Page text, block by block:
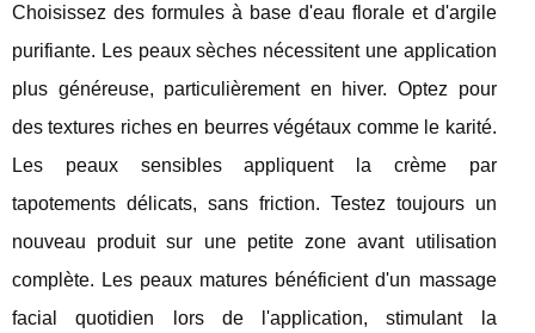
Choisissez des formules à base d'eau florale et d'argile
purifiante. Les peaux sèches nécessitent une application
plus généreuse, particulièrement en hiver. Optez pour
des textures riches en beurres végétaux comme le karité.
Les peaux sensibles appliquent la crème par
tapotements délicats, sans friction. Testez toujours un
nouveau produit sur une petite zone avant utilisation
complète. Les peaux matures bénéficient d'un massage
facial quotidien lors de l'application, stimulant la